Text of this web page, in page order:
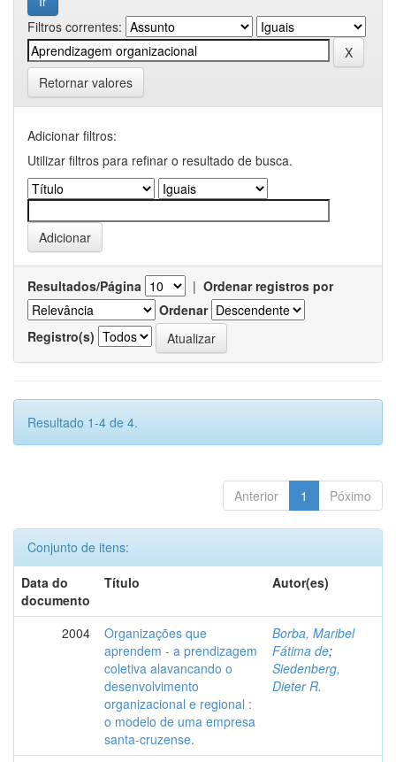
Filtros correntes:
Retornar valores
Adicionar filtros:
Utilizar filtros para refinar o resultado de busca.
Resultados/Página | Ordenar registros por
Ordenar
Registro(s)
Resultado 1-4 de 4.
Anterior 1 Póximo
Conjunto de itens:
Data do
documento
Título Autor(es)
2004
Organizações que
aprendem - a prendizagem
coletiva alavancando o
desenvolvimento
organizacional e regional :
o modelo de uma empresa
santa-cruzense.
Borba, Maribel
Fátima de;
Siedenberg,
Dieter R.